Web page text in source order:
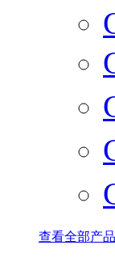
查看全部产品